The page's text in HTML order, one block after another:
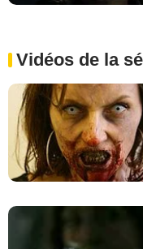
Vidéos de la